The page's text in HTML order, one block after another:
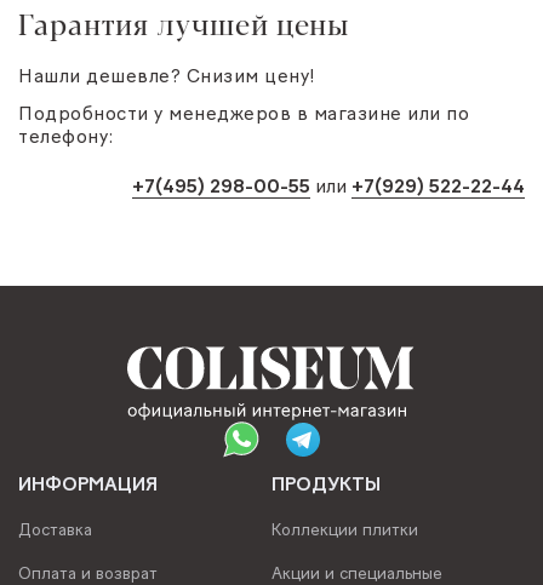
Гарантия лучшей цены
Нашли дешевле? Снизим цену!
Подробности у менеджеров в магазине или по
телефону:
+7(495) 298-00-55 или +7(929) 522-22-44
ИНФОРМАЦИЯ
Доставка
Оплата и возврат
ПРОДУКТЫ
Коллекции плитки
Акции и специальные